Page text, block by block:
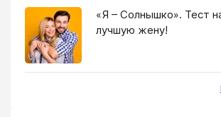
«Я – Солнышко». Тест
лучшую жену!